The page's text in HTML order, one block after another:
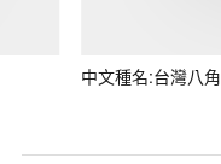
中文種名:台灣八角